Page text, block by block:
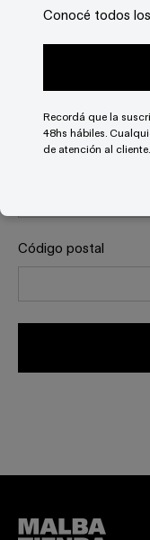
Código postal
Conocé todos
Recordá que la
48hs hábiles.
de atención al cliente.